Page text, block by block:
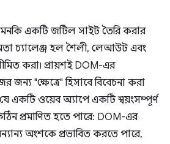
একটি জটিল সাইট তৈরি করার
চ্যালেঞ্জ হল শৈলী, লেআউট এবং
করা৷ প্রায়শই DOM-এর
জন্য "ক্ষেত্রে" হিসাবে বিবেচনা করা
একটি ওয়েব অ্যাপে একটি স্বয়ংসম্পূর্ণ
প্রমাণিত হতে পারে: DOM-এর
অংশকে প্রভাবিত করতে পারে,